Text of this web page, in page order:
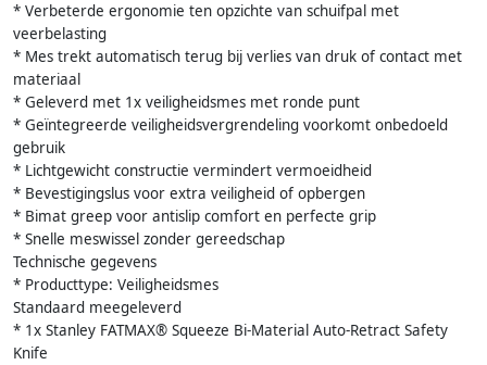
* Verbeterde ergonomie ten opzichte van schuifpal met
veerbelasting
* Mes trekt automatisch terug bij verlies van druk of contact met
materiaal
* Geleverd met 1x veiligheidsmes met ronde punt
* Geïntegreerde veiligheidsvergrendeling voorkomt onbedoeld
gebruik
* Lichtgewicht constructie vermindert vermoeidheid
* Bevestigingslus voor extra veiligheid of opbergen
* Bimat greep voor antislip comfort en perfecte grip
* Snelle meswissel zonder gereedschap
Technische gegevens
* Producttype: Veiligheidsmes
Standaard meegeleverd
* 1x Stanley FATMAX® Squeeze Bi-Material Auto-Retract Safety
Knife